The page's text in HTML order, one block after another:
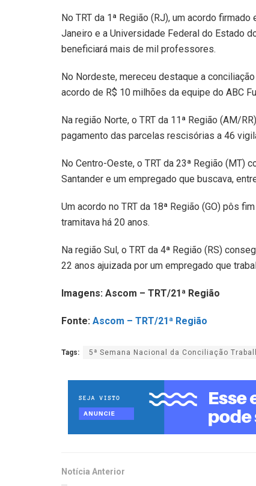
No TRT da 1ª Região (RJ), um acordo
Janeiro e a Universidade Federal do Estado
beneficiará mais de mil professores.
No Nordeste, mereceu destaque a
acordo de R$ 10 milhões da equipe do ABC
Na região Norte, o TRT da 11ª Região (AM/
pagamento das parcelas rescisórias a 46
No Centro-Oeste, o TRT da 23ª Região (MT)
Santander e um empregado que buscava,
Um acordo no TRT da 18ª Região (GO) pôs
tramitava há 20 anos.
Na região Sul, o TRT da 4ª Região (RS)
22 anos ajuizada por um empregado que
Imagens: Ascom – TRT/21ª Região
Fonte: Ascom – TRT/21ª Região
Tags: 5ª Semana Nacional da Conciliação
Notícia Anterior